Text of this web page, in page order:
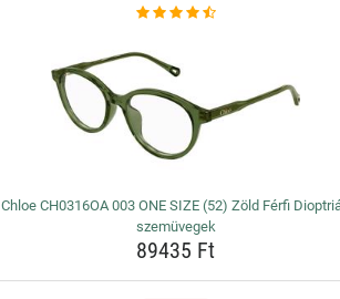
Chloe CH0316OA 003 ONE SIZE (52) Zöld Férfi
szemüvegek
89435 Ft